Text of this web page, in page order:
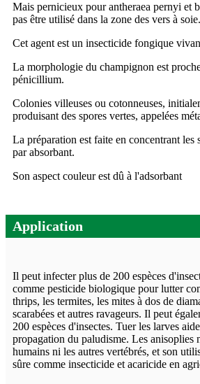
Mais pernicieux pour antheraea pernyi et
pas être utilisé dans la zone des vers à soie.
Cet agent est un insecticide fongique
La morphologie du champignon est
pénicillium.
Colonies villeuses ou cotonneuses,
produisant des spores vertes, appelées
La préparation est faite en concentrant les
par absorbant.
Son aspect couleur est dû à l'adsorbant
Application
Il peut infecter plus de 200 espèces
comme pesticide biologique pour lutter
thrips, les termites, les mites à dos de
scarabées et autres ravageurs. Il peut
200 espèces d'insectes. Tuer les larves
propagation du paludisme. Les anisoplies
humains ni les autres vertébrés, et son
sûre comme insecticide et acaricide en